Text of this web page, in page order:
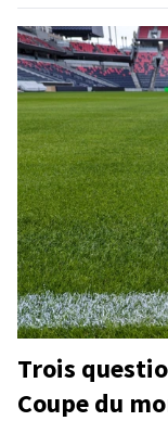
Trois
Coupe du